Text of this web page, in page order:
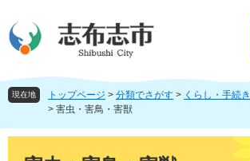
ジ
頭
ュ
飛現在地 トップページ > 分類でさがす > くらし・手続き
> 害虫・害鳥・害獣